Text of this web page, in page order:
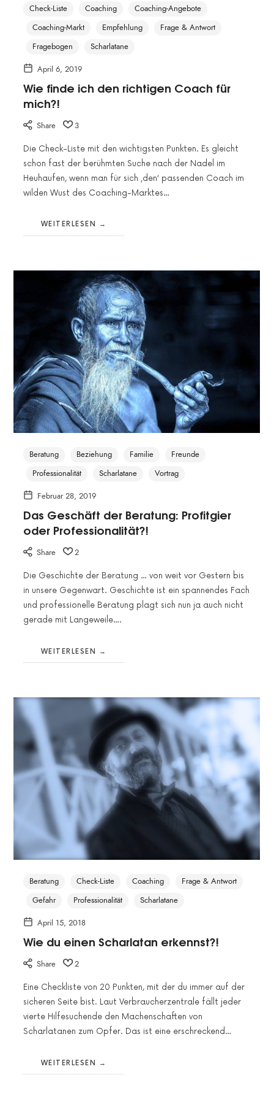
Check-Liste Coaching
Coaching-Angebote
Coaching-Markt
Empfehlung
Frage & Antwort
Fragebogen
Scharlatane
April 6, 2019
Wie finde ich den richtigen Coach für
mich?!
Share 3
Die Check-Liste mit den wichtigsten Punkten. Es gleicht
schon fast der berühmten Suche nach der Nadel im
Heuhaufen, wenn man für sich ‚den‘ passenden Coach im
wilden Wust des Coaching-Marktes…
WEITERLESEN
Beratung Beziehung Familie
Freunde
Professionalität
Scharlatane Vortrag
Februar 28, 2019
Das Geschäft der Beratung: Profitgier
oder Professionalität?!
Share 2
Die Geschichte der Beratung … von weit vor Gestern bis
in unsere Gegenwart. Geschichte ist ein spannendes Fach
und professionelle Beratung plagt sich nun ja auch nicht
gerade mit Langeweile….
WEITERLESEN
Beratung Check-Liste Coaching
Frage & Antwort
Gefahr
Professionalität Scharlatane
April 15, 2018
Wie du einen Scharlatan erkennst?!
Share 2
Eine Checkliste von 20 Punkten, mit der du immer auf der
sicheren Seite bist. Laut Verbraucherzentrale fällt jeder
vierte Hilfesuchende den Machenschaften von
Scharlatanen zum Opfer. Das ist eine erschreckend…
WEITERLESEN